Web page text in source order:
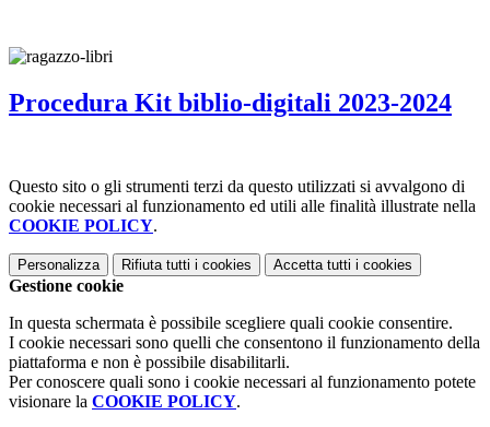
Procedura Kit biblio-digitali 2023-2024
Questo sito o gli strumenti terzi da questo utilizzati si avvalgono di
cookie necessari al funzionamento ed utili alle finalità illustrate nella
COOKIE POLICY.
Personalizza Rifiuta tutti i cookies Accetta tutti i cookies
Gestione cookie
In questa schermata è possibile scegliere quali cookie consentire.
I cookie necessari sono quelli che consentono il funzionamento della
piattaforma e non è possibile disabilitarli.
Per conoscere quali sono i cookie necessari al funzionamento potete
visionare la COOKIE POLICY.